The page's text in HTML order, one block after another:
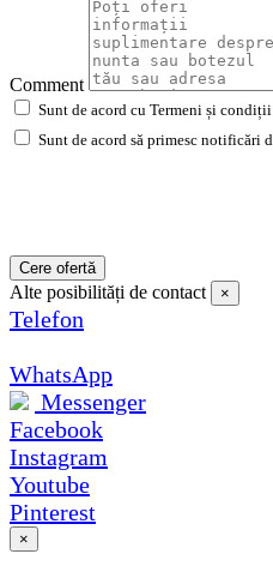
Comment
Sunt de acord cu Termeni și
Sunt de acord să primesc notificări
Cere ofertă
Alte posibilități de contact ×
Telefon
WhatsApp
Messenger
Facebook
Instagram
Youtube
Pinterest
×